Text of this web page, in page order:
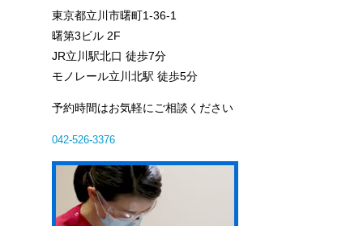
東京都立川市曙町1-36-1
曙第3ビル 2F
JR立川駅北口 徒歩7分
モノレール立川北駅 徒歩5分
予約時間はお気軽にご相談ください
042-526-3376